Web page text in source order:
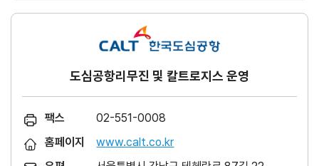
도심공항리무진 및 칼트로지스 운영
팩스
02-551-0008
홈페이지
www.calt.co.kr